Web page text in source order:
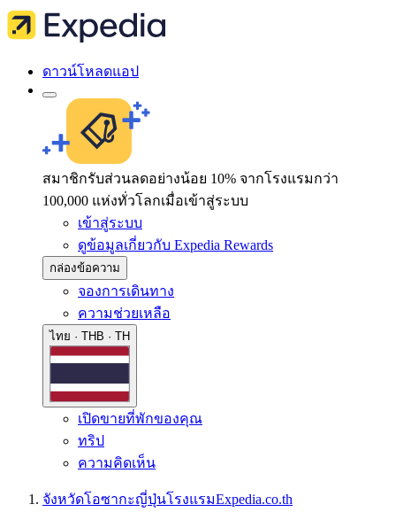
ดาวน์โหลดแอป
สมาชิกรับส่วนลดอย่างน้อย 10% จากโรงแรมกว่า
100,000 แห่งทั่วโลกเมื่อเข้าสู่ระบบ
เข้าสู่ระบบ
ดูข้อมูลเกี่ยวกับ Expedia Rewards
กล่องข้อความ
จองการเดินทาง
ความช่วยเหลือ
ไทย · THB · TH
เปิดขายที่พักของคุณ
ทริป
ความคิดเห็น
จังหวัดโอซากะญี่ปุ่นโรงแรมExpedia.co.th